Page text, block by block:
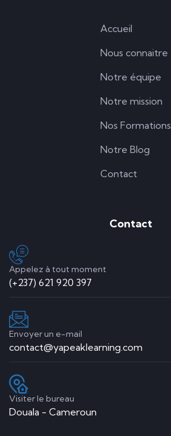
Accueil
Nous connaitre
Notre équipe
Notre mission
Nos Formations
Notre Blog
Contact
Contact
Appelez à tout moment
(+237) 621 920 397
Envoyer un e-mail
contact@yapeaklearning.com
Visiter le bureau
Douala - Cameroun